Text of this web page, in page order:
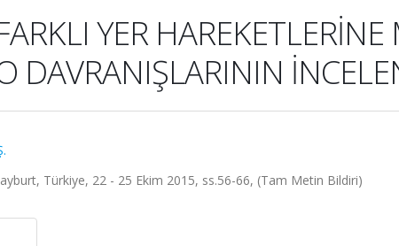
YER
DAVRANIŞLARININ
Türkiye, 22 - 25 Ekim 2015, ss.56-66, (Tam Metin Bildiri)